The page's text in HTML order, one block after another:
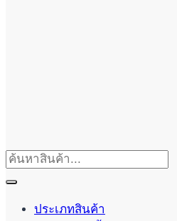
ประเภทสินค้า